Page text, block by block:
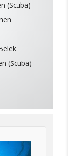
(Scuba)
(Scuba)